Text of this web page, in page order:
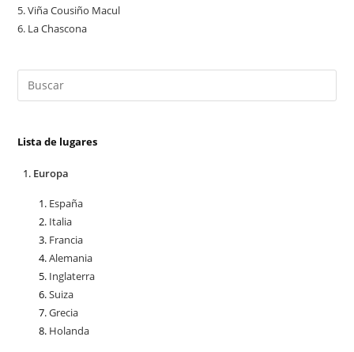
5.Viña Cousiño Macul
6. La Chascona
Lista de lugares
Europa
España
Italia
Francia
Alemania
Inglaterra
Suiza
Grecia
Holanda